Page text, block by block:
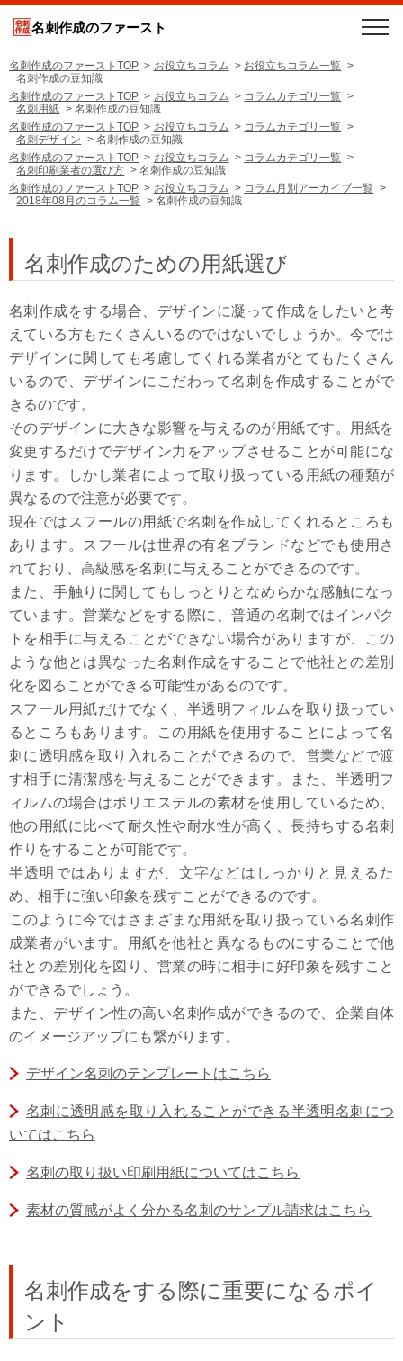
名刺作成のファースト
名刺作成のファーストTOP お役立ちコラム
お役立ちコラム一覧
名刺作成の豆知識
名刺作成のファーストTOP
お役立ちコラム
コラムカテゴリ一覧
名刺用紙
名刺作成の豆知識
名刺作成のファーストTOP
お役立ちコラム
コラムカテゴリ一覧
名刺デザイン
名刺作成の豆知識
名刺作成のファーストTOP
お役立ちコラム
コラムカテゴリ一覧
名刺印刷業者の選び方
名刺作成の豆知識
名刺作成のファーストTOP
お役立ちコラム
コラム月別アーカイブ一覧
2018年08月のコラム一覧
名刺作成の豆知識
名刺作成のための用紙選び
名刺作成をする場合、デザインに凝って作成をしたいと考
えている方もたくさんいるのではないでしょうか。今では
デザインに関しても考慮してくれる業者がとてもたくさん
いるので、デザインにこだわって名刺を作成することがで
きるのです。
そのデザインに大きな影響を与えるのが用紙です。用紙を
変更するだけでデザイン力をアップさせることが可能にな
ります。しかし業者によって取り扱っている用紙の種類が
異なるので注意が必要です。
現在ではスフールの用紙で名刺を作成してくれるところも
あります。スフールは世界の有名ブランドなどでも使用さ
れており、高級感を名刺に与えることができるのです。
また、手触りに関してもしっとりとなめらかな感触になっ
ています。営業などをする際に、普通の名刺ではインパク
トを相手に与えることができない場合がありますが、この
ような他とは異なった名刺作成をすることで他社との差別
化を図ることができる可能性があるのです。
スフール用紙だけでなく、半透明フィルムを取り扱ってい
るところもあります。この用紙を使用することによって名
刺に透明感を取り入れることができるので、営業などで渡
す相手に清潔感を与えることができます。また、半透明フ
ィルムの場合はポリエステルの素材を使用しているため、
他の用紙に比べて耐久性や耐水性が高く、長持ちする名刺
作りをすることが可能です。
半透明ではありますが、文字などはしっかりと見えるた
め、相手に強い印象を残すことができるのです。
このように今ではさまざまな用紙を取り扱っている名刺作
成業者がいます。用紙を他社と異なるものにすることで他
社との差別化を図り、営業の時に相手に好印象を残すこと
ができるでしょう。
また、デザイン性の高い名刺作成ができるので、企業自体
のイメージアップにも繋がります。
デザイン名刺のテンプレートはこちら
名刺に透明感を取り入れることができる半透明名刺につ
いてはこちら
名刺の取り扱い印刷用紙についてはこちら
素材の質感がよく分かる名刺のサンプル請求はこちら
名刺作成をする際に重要になるポイ
ント